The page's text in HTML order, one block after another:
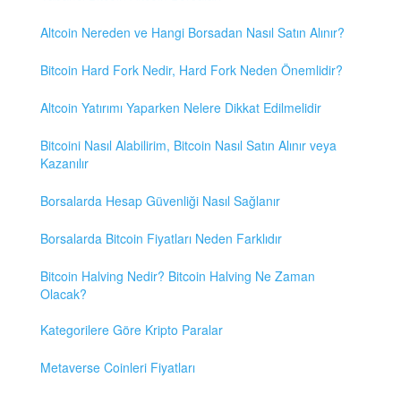
Altcoin Nereden ve Hangi Borsadan Nasıl Satın Alınır?
Bitcoin Hard Fork Nedir, Hard Fork Neden Önemlidir?
Altcoin Yatırımı Yaparken Nelere Dikkat Edilmelidir
Bitcoini Nasıl Alabilirim, Bitcoin Nasıl Satın Alınır veya
Kazanılır
Borsalarda Hesap Güvenliği Nasıl Sağlanır
Borsalarda Bitcoin Fiyatları Neden Farklıdır
Bitcoin Halving Nedir? Bitcoin Halving Ne Zaman
Olacak?
Kategorilere Göre Kripto Paralar
Metaverse Coinleri Fiyatları